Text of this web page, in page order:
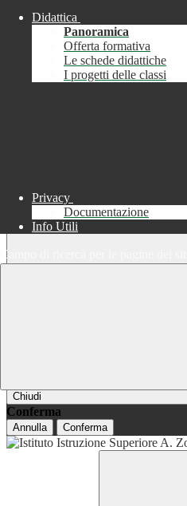
Chiudi
Informazione
Chiudi
Conferma
Annulla Conferma
Didattica
Panoramica
Offerta formativa
Le schede didattiche
I progetti delle classi
Privacy
Documentazione
Info Utili
Campo di ricerca per le pagine del sito